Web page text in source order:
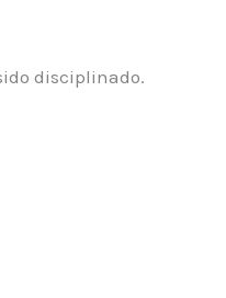
disciplinado.